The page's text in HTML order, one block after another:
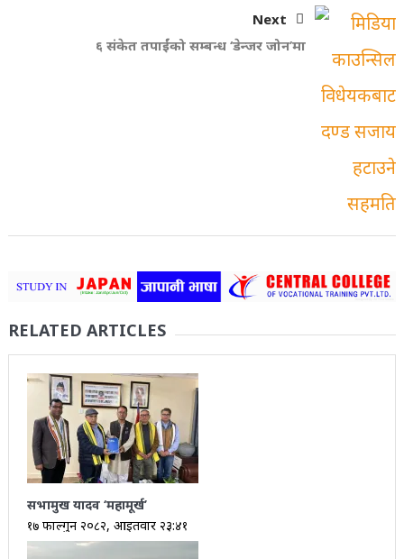
Next
६ संकेत तपाईंको सम्बन्ध ‘डेन्जर जोन’मा
RELATED ARTICLES
सभामुख यादव ‘महामूर्ख’
१७ फाल्गुन २०८२, आईतवार २३:४१